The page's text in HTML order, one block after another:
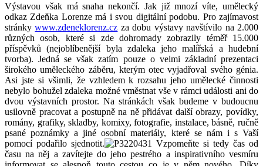
Výstavou však má snaha nekončí. Jak již mnozí víte, umělecký
odkaz Zdeňka Lorenze má i svou digitální podobu. Pro zajímavost
stránkywww.zdeneklorenz.cz za dobu výstavy navštívilo na 2.000
různých osob, které si zde dohromady zobrazily téměř 15.000
příspěvků (nejoblíbenější byla zdaleka jeho malířská a hudební
tvorba). Jedná se však zatím pouze o velmi základní prezentaci
širokého uměleckého záběru, kterým otec vyjadřoval svého génia.
Asi jste si všimli, že vzhledem k rozsahu jeho umělecké činnosti
nebylo bohužel zdaleka možné vměstnat vše v rámci události ani do
dvou výstavních prostor. Na stránkách však budeme v budoucnu
usilovně pracovat a postupně na ně přidávat další obrazy, povídky,
romány, grafiky, skladby, komixy, fotografie, instalace, básně, ručně
psané poznámky a jiné osobní materiály, které se nám i s Vaší
pomocí podařilo sjednotit.
Vzpomeňte si tedy čas od
času na něj a zavítejte do jeho pestrého a inspirativního vesmíru